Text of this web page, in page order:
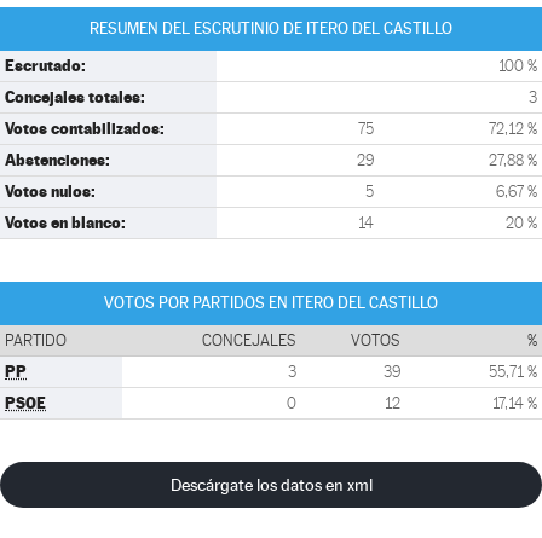
RESUMEN DEL ESCRUTINIO DE ITERO DEL CASTILLO
Escrutado: 100 %
Concejales totales: 3
Votos contabilizados: 75 72,12 %
Abstenciones: 29 27,88 %
Votos nulos: 5 6,67 %
Votos en blanco: 14 20 %
VOTOS POR PARTIDOS EN ITERO DEL CASTILLO
PARTIDO CONCEJALES VOTOS %
PP 3 39 55,71 %
PSOE 0 12 17,14 %
Descárgate los datos en xml